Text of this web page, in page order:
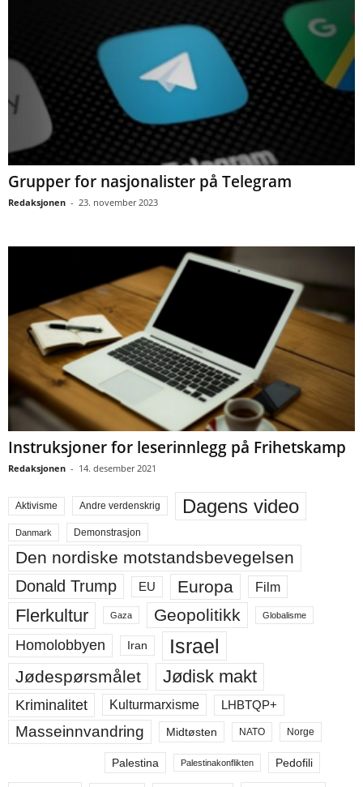
Grupper for nasjonalister på Telegram
Redaksjonen - 23. november 2023
Instruksjoner for leserinnlegg på Frihetskamp
Redaksjonen - 14. desember 2021
Aktivisme Andre verdenskrig Dagens video
Danmark Demonstrasjon
Den nordiske motstandsbevegelsen
Donald Trump EU Europa Film
Flerkultur Gaza Geopolitikk Globalisme
Homolobbyen Iran Israel
Jødespørsmålet Jødisk makt
Kriminalitet Kulturmarxisme LHBTQP+
Masseinnvandring Midtøsten NATO Norge
Palestina Palestinakonflikten Pedofili